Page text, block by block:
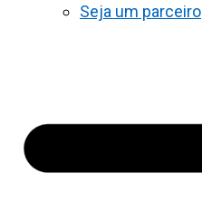
Seja um parceiro